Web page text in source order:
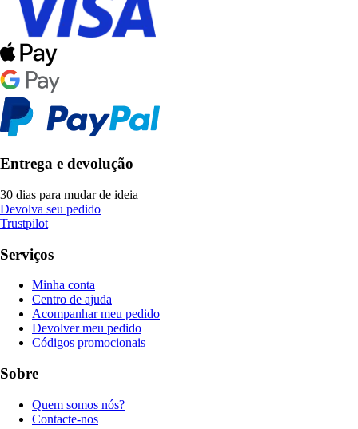
Entrega e devolução
30 dias para mudar de ideia
Devolva seu pedido
Trustpilot
Serviços
Minha conta
Centro de ajuda
Acompanhar meu pedido
Devolver meu pedido
Códigos promocionais
Sobre
Quem somos nós?
Contacte-nos